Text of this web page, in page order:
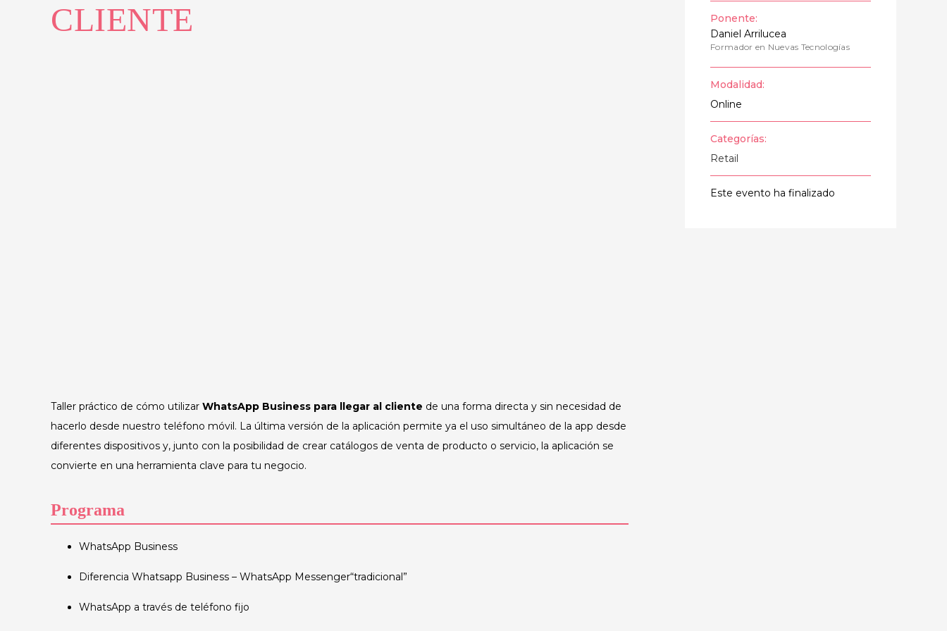
CLIENTE
Taller práctico de cómo utilizar WhatsApp Business para llegar al cliente de una forma directa y sin necesidad de
hacerlo desde nuestro teléfono móvil. La última versión de la aplicación permite ya el uso simultáneo de la app desde
diferentes dispositivos y, junto con la posibilidad de crear catálogos de venta de producto o servicio, la aplicación se
convierte en una herramienta clave para tu negocio.
Programa
WhatsApp Business
Diferencia Whatsapp Business – WhatsApp Messenger“tradicional”
WhatsApp a través de teléfono fijo
Ponente:
Daniel Arrilucea
Formador en Nuevas Tecnologías
Modalidad:
Online
Categorías:
Retail
Este evento ha finalizado